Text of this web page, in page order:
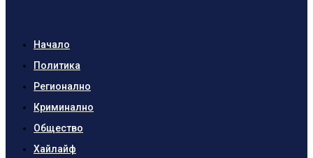
Начало
Политика
Регионално
Криминално
Общество
Хайлайф